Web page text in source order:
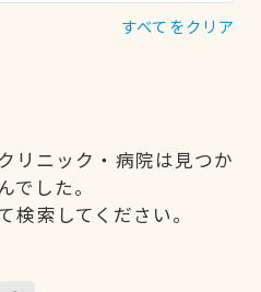
すべてをクリア
リニック・病院は見つか
でした。
検索してください。